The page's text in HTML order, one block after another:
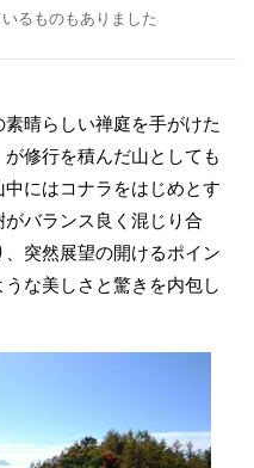
るものもありました
晴らしい禅庭を手がけた
修行を積んだ山としても
にはコナラをはじめとす
バランス良く混じり合
突然展望の開けるポイン
な美しさと驚きを内包し